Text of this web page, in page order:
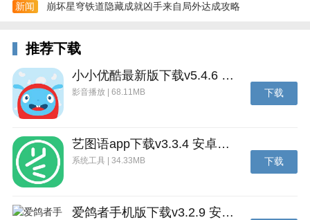
新闻 崩坏星穹铁道隐藏成就凶手来自局外达成攻略
推荐下载
小小优酷最新版下载v5.4.6 安卓官方版
影音播放 | 68.11MB 下载
艺图语app下载v3.3.4 安卓免费版
系统工具 | 34.33MB 下载
爱鸽者手机版下载v3.2.9 安卓版